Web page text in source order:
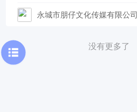
永城市朋仔文化传媒有限公司
没有更多了